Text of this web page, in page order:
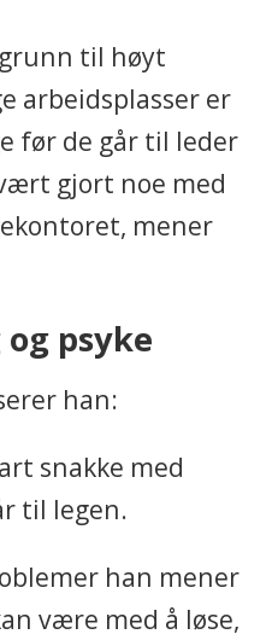
til høyt
arbeidsplasser er
før de går til leder
gjort noe med
mener
psyke
han:
snakke med
til legen.
han mener
være med å løse,